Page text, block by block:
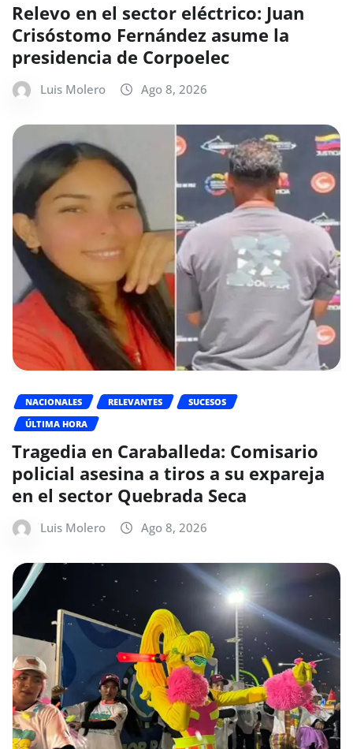
Relevo en el sector eléctrico: Juan
Crisóstomo Fernández asume la
presidencia de Corpoelec
Luis Molero Ago 8, 2026
NACIONALES RELEVANTES
SUCESOS
ÚLTIMA HORA
Tragedia en Caraballeda: Comisario
policial asesina a tiros a su expareja
en el sector Quebrada Seca
Luis Molero Ago 8, 2026